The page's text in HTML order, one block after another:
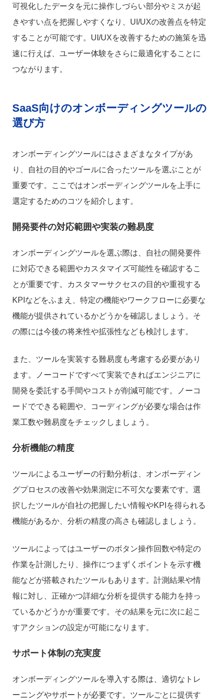
可視化したデータを元に操作しづらい部分やミスが起
きやすい点を把握しやすくなり、UI/UXの改善点を特定
することが可能です。UI/UXを改善するための施策を迅
速に行えば、ユーザー体験をさらに最適化することに
つながります。
SaaS向けのオンボーディングツールの
選び方
オンボーディングツールにはさまざまなタイプがあ
り、自社の目的やゴールに合ったツールを選ぶことが
重要です。ここではオンボーディングツールを上手に
選定するためのコツを紹介します。
開発要件の対応範囲や実装の難易度
オンボーディングツールを選ぶ際は、自社の開発要件
に対応できる範囲やカスタマイズ可能性を確認するこ
とが重要です。カスタマーサクセスの目的や重視する
KPIなどをふまえ、特定の機能やワークフローに必要な
機能が提供されているかどうかを確認しましょう。そ
の際には今後の将来性や拡張性なども検討します。
また、ツールを実装する難易度も考慮する必要があり
ます。ノーコードですべて実装できればエンジニアに
開発を委託する手間やコストが削減可能です。ノーコ
ードでできる範囲や、コーディングが必要な場合は作
業工数や難易度をチェックしましょう。
分析機能の精度
ツールによるユーザーの行動分析は、オンボーディン
グプロセスの改善や効果測定に不可欠な要素です。選
択したツールが自社の把握したい情報やKPIを得られる
機能があるか、分析の精度の高さも確認しましょう。
ツールによってはユーザーのボタン操作回数や特定の
作業を計測したり、操作につまずくポイントを示す機
能などが搭載されたツールもあります。計測結果や情
報に対し、正確かつ詳細な分析を提供する能力を持っ
ているかどうかが重要です。その結果を元に次に起こ
すアクションの設定が可能になります。
サポート体制の充実度
オンボーディングツールを導入する際は、適切なトレ
ーニングやサポートが必要です。ツールごとに提供す